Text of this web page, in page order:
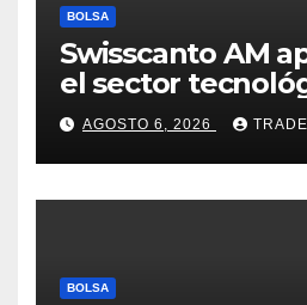
BOLSA
Swisscanto AM
el sector
valores cíclicos
bolsa
AGOSTO 6, 2026
BOLSA